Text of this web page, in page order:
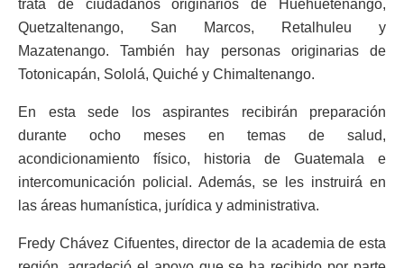
trata de ciudadanos originarios de Huehuetenango,
Quetzaltenango, San Marcos, Retalhuleu y
Mazatenango. También hay personas originarias de
Totonicapán, Sololá, Quiché y Chimaltenango.
En esta sede los aspirantes recibirán preparación
durante ocho meses en temas de salud,
acondicionamiento físico, historia de Guatemala e
intercomunicación policial. Además, se les instruirá en
las áreas humanística, jurídica y administrativa.
Fredy Chávez Cifuentes, director de la academia de esta